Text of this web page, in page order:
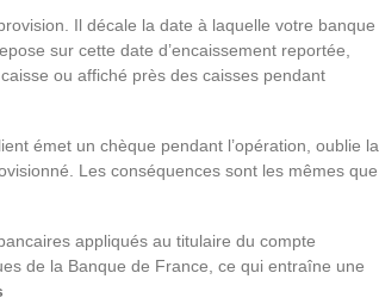
Il décale la date à laquelle votre banque
sur cette date d’encaissement reportée,
ou affiché près des caisses pendant
émet un chèque pendant l’opération, oublie la
Les conséquences sont les mêmes que
appliqués au titulaire du compte
de la Banque de France, ce qui entraîne une